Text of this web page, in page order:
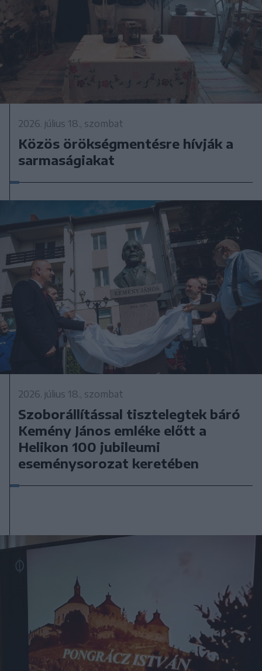
2026. július 18., szombat
Közös örökségmentésre hívják a
sarmaságiakat
2026. július 18., szombat
Szoborállítással tisztelegtek báró
Kemény János emléke előtt a
Helikon 100 jubileumi
eseménysorozat keretében